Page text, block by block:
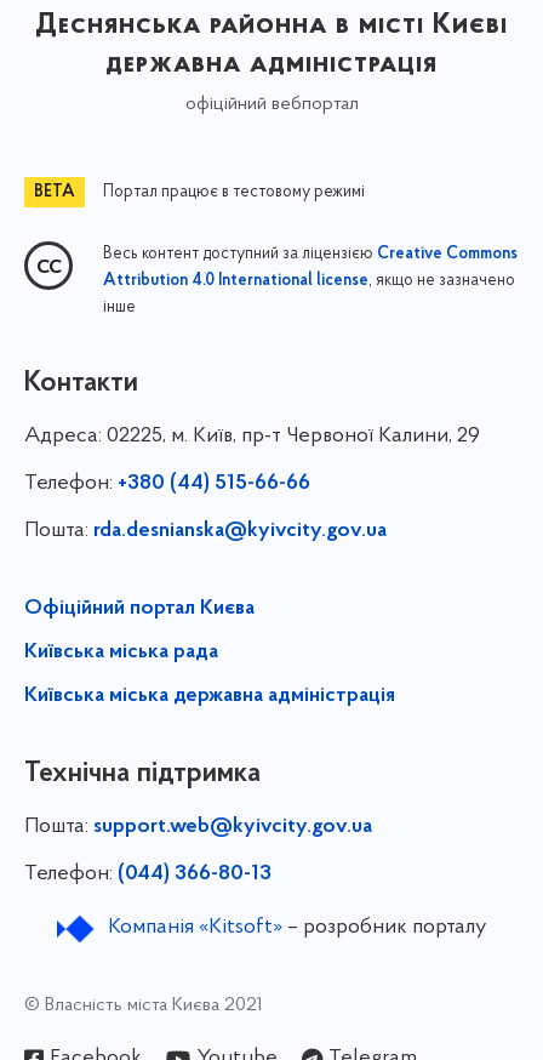
Деснянська районна в місті Києві
державна адміністрація
офіційний вебпортал
Портал працює в тестовому режимі
Весь контент доступний за ліцензією Creative Commons
Attribution 4.0 International license, якщо не зазначено
інше
Контакти
Адреса: 02225, м. Київ, пр-т Червоної Калини, 29
Телефон: +380 (44) 515-66-66
Пошта: rda.desnianska@kyivcity.gov.ua
Офіційний портал Києва
Київська міська рада
Київська міська державна адміністрація
Технічна підтримка
Пошта: support.web@kyivcity.gov.ua
Телефон: (044) 366-80-13
Компанія «Kitsoft»– розробник порталу
© Власність міста Києва 2021